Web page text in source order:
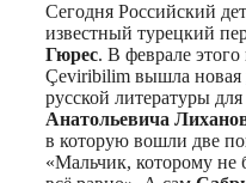
Сегодня Российский
известный турецкий
Гюрес. В феврале этого
Çeviribilim вышла новая
русской литературы
Анатольевича
в которую вошли две
«Мальчик, которому не